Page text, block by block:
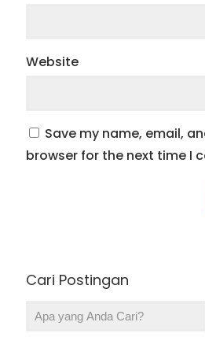
Website
Save my name, email,
browser for the next time I
Cari Postingan